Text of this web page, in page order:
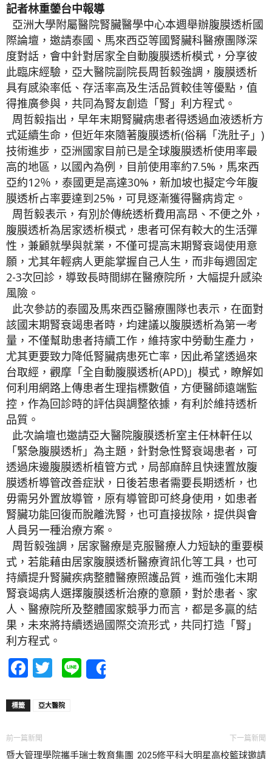
記者林重鎣台中報導
亞洲大學附屬醫院腎臟醫學中心本週舉辦腹膜透析國
際論壇，邀請泰國、馬來西亞等國腎臟科醫療團隊深
度對話，會中針對居家全自動腹膜透析模式，分享彼
此臨床經驗，亞大醫院副院長周哲毅強調，腹膜透析
具有感染率低、存活率高及生活品質較佳等優點，值
得推廣參與，共同為腎友創造「腎」利方程式。
周哲毅指出，早年末期腎臟病患者得透過血液透析方
式延續生命，但近年來隨著腹膜透析(俗稱「洗肚子」)
技術進步，亞洲國家目前已是全球腹膜透析使用率最
高的地區，以國內為例，目前使用率約7.5%，馬來西
亞約12％，泰國更是高達30%，新加坡也擬定今年腹
膜透析占率要達到25%，可見逐漸獲得醫病肯定。
周哲毅表示，有別於傳統透析費用高昂、不便之外，
腹膜透析為居家透析模式，患者可保有較大的生活彈
性，兼顧就學與就業，不僅可提高末期腎衰竭使用意
願，尤其年輕病人更能掌握自己人生，而非每週固定
2-3次回診，導致長時間綁在醫療院所，大幅提升感染
風險。
此次參訪的泰國及馬來西亞醫療團隊也表示，在面對
該國末期腎衰竭患者時，均建議以腹膜透析為第一考
量，不僅幫助患者持續工作，維持家中勞動生產力，
尤其更要致力降低腎臟病患死亡率，因此希望透過來
台取經，觀摩「全自動腹膜透析(APD)」模式，瞭解如
何利用網路上傳患者生理指標數值，方便醫師遠端監
控，作為回診時的評估與調整依據，有利於維持透析
品質。
此次論壇也邀請亞大醫院腹膜透析室主任林軒任以
「緊急腹膜透析」為主題，針對急性腎衰竭患者，可
透過床邊腹膜透析植管方式，局部麻醉且快速置放腹
膜透析導管改善症狀，日後若患者需要長期透析，也
毋需另外置放導管，原有導管即可終身使用，如患者
腎臟功能回復而脫離洗腎，也可直接拔除，提供與會
人員另一種治療方案。
周哲毅強調，居家醫療是克服醫療人力短缺的重要模
式，若能藉由居家腹膜透析醫療資訊化等工具，也可
持續提升腎臟疾病整體醫療照護品質，進而強化末期
腎衰竭病人選擇腹膜透析治療的意願，對於患者、家
人、醫療院所及整體國家競爭力而言，都是多贏的結
果，未來將持續透過國際交流形式，共同打造「腎」
利方程式。
Facebook
Twitter
Line
標籤 亞大醫院
前一篇新聞
暨大管理學院攜手瑞士教育集團
下一篇新聞
2025修平科大明星高校籃球邀請